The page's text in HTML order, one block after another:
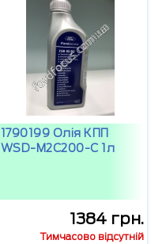
1790199 Олія КПП
WSD-M2C200-C 1л
1384 грн.
Тимчасово відсутній